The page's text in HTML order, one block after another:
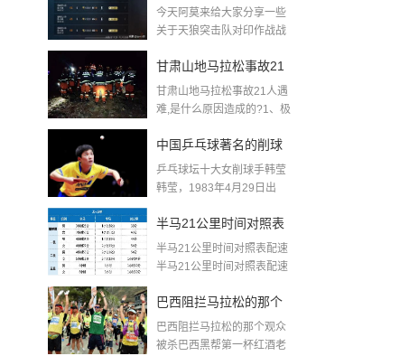
绩2020年11月天狼斩首
披露伤亡情况
今天阿莫来给大家分享一些
关于天狼突击队对印作战战
甘肃山地马拉松事故21
人遇难,是什么原因造成
集合)
甘肃山地马拉松事故21人遇
难,是什么原因造成的?1、极
中国乒乓球著名的削球
手,斯洛伐克乒乓球选手
乒乓球坛十大女削球手韩莹
韩莹，1983年4月29日出
半马21公里时间对照表
配速(半程马拉松完赛配
半马21公里时间对照表配速
半马21公里时间对照表配速
巴西阻拦马拉松的那个
观众被杀(马拉松第一名
巴西阻拦马拉松的那个观众
被杀巴西黑帮第一杯红酒老